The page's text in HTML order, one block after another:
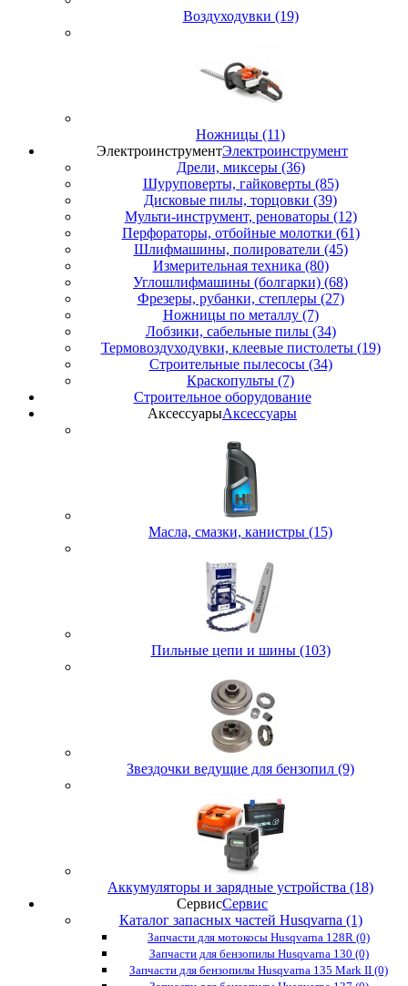
Воздуходувки (19)
Ножницы (11)
ЭлектроинструментЭлектроинструмент
Дрели, миксеры (36)
Шуруповерты, гайковерты (85)
Дисковые пилы, торцовки (39)
Мульти-инструмент, реноваторы (12)
Перфораторы, отбойные молотки (61)
Шлифмашины, полирователи (45)
Измерительная техника (80)
Углошлифмашины (болгарки) (68)
Фрезеры, рубанки, степлеры (27)
Ножницы по металлу (7)
Лобзики, сабельные пилы (34)
Термовоздуходувки, клеевые пистолеты (19)
Строительные пылесосы (34)
Краскопульты (7)
Строительное оборудование
АксессуарыАксессуары
Масла, смазки, канистры (15)
Пильные цепи и шины (103)
Звездочки ведущие для бензопил (9)
Аккумуляторы и зарядные устройства (18)
СервисСервис
Каталог запасных частей Husqvarna (1)
Запчасти для мотокосы Husqvarna 128R (0)
Запчасти для бензопилы Husqvarna 130 (0)
Запчасти для бензопилы Husqvarna 135 Mark II (0)